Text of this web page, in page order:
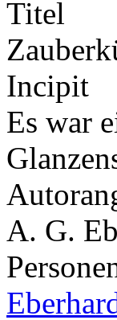
Titel
Incipit
Es war
A. G.